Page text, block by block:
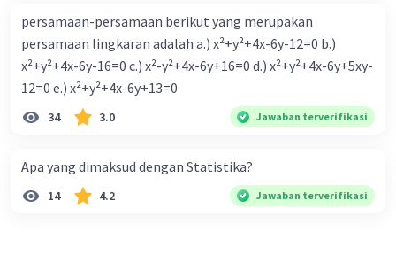
persamaan-persamaan berikut yang merupakan
persamaan lingkaran adalah a.) x²+y²+4x-6y-12=0 b.)
x²+y²+4x-6y-16=0 c.) x²-y²+4x-6y+16=0 d.) x²+y²+4x-6y+5xy-
12=0 e.) x²+y²+4x-6y+13=0
34 3.0 Jawaban terverifikasi
Apa yang dimaksud dengan Statistika?
14 4.2 Jawaban terverifikasi